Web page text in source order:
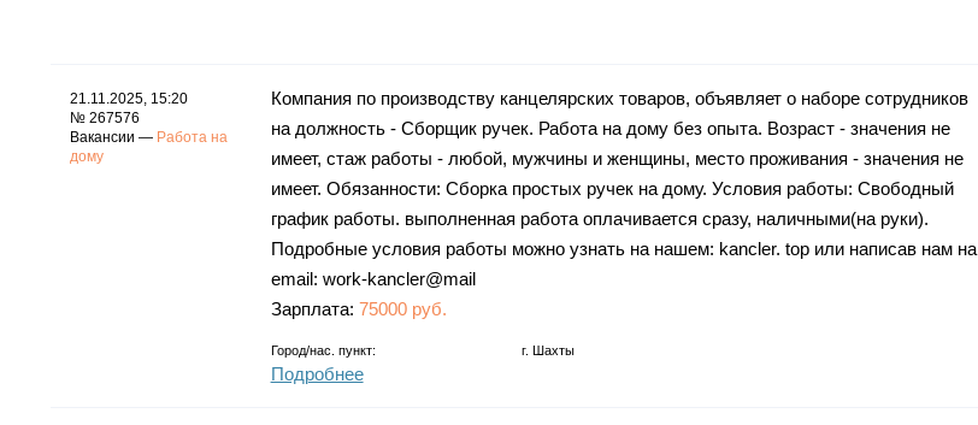
21.11.2025, 15:20
№ 267576
Вакансии — Работа на
дому
Компания по производству канцелярских товаров, объявляет о наборе сотрудников
на должность - Сборщик ручек. Работа на дому без опыта. Возраст - значения не
имеет, стаж работы - любой, мужчины и женщины, место проживания - значения не
имеет. Обязанности: Сборка простых ручек на дому. Условия работы: Свободный
график работы. выполненная работа оплачивается сразу, наличными(на руки).
Подробные условия работы можно узнать на нашем: kancler. top или написав нам на
email: work-kancler@mail
Зарплата: 75000 руб.
Город/нас. пункт: г. Шахты
Подробнее